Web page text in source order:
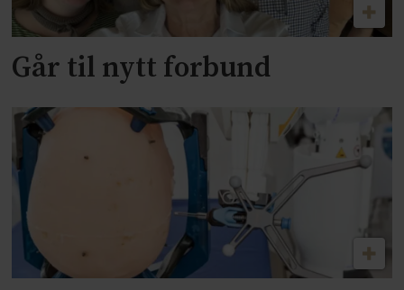
Går til nytt forbund